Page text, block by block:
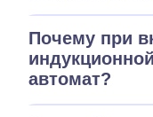
Почему при
автомат?